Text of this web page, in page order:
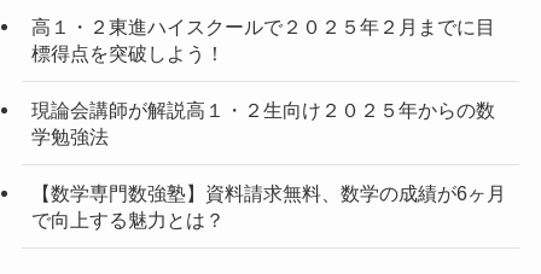
高１・２東進ハイスクールで２０２５年２月までに目
標得点を突破しよう！
現論会講師が解説高１・２生向け２０２５年からの数
学勉強法
【数学専門数強塾】資料請求無料、数学の成績が6ヶ月
で向上する魅力とは？